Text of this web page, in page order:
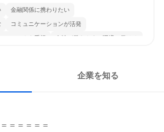
金融関係に携わりたい
コミュニケーションが活発
ームワークを重視 女性が働きやすい環境で働ける
企業を知る
＝＝＝＝＝